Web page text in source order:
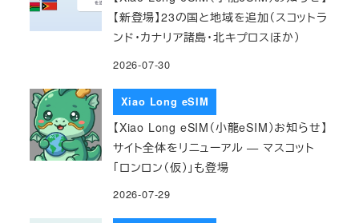
【新登場】23の国と地域を追加（スコットラ
ンド・カナリア諸島・北キプロスほか）
2026-07-30
Xiao Long eSIM
【Xiao Long eSIM（小龍eSIM）お知らせ】
サイト全体をリニューアル — マスコット
「ロンロン（仮）」も登場
2026-07-29